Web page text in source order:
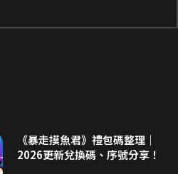
《暴走摸魚君》禮包碼整理｜
2026更新兌換碼、序號分享！